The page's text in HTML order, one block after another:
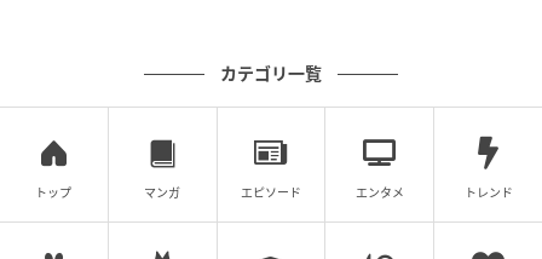
カテゴリ一覧
トップ マンガ エピソード エンタメ トレンド